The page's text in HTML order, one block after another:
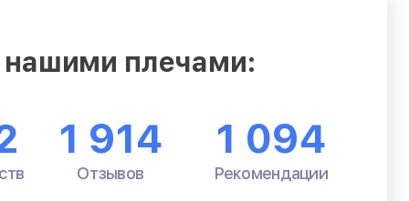
нашими плечами:
1 914
Отзывов
1 094
Рекомендации